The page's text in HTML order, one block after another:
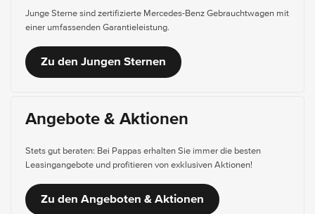
Junge Sterne sind zertifizierte Mercedes-Benz Gebrauchtwagen mit
einer umfassenden Garantieleistung.
Zu den Jungen Sternen
Angebote & Aktionen
Stets gut beraten: Bei Pappas erhalten Sie immer die besten
Leasingangebote und profitieren von exklusiven Aktionen!
Zu den Angeboten & Aktionen